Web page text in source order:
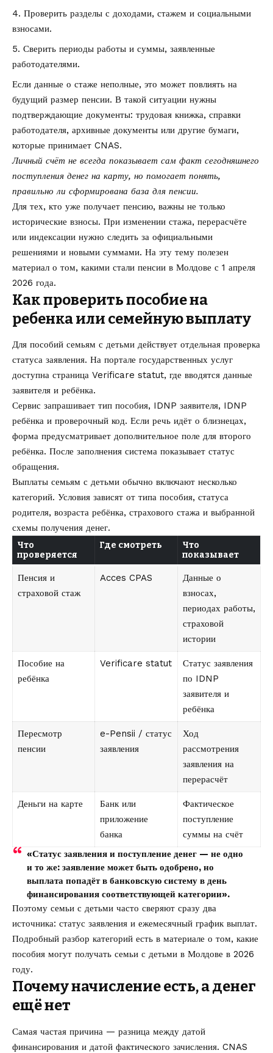
Проверить разделы с доходами, стажем и социальными
взносами.
Сверить периоды работы и суммы, заявленные
работодателями.
Если данные о стаже неполные, это может повлиять на
будущий размер пенсии. В такой ситуации нужны
подтверждающие документы: трудовая книжка, справки
работодателя, архивные документы или другие бумаги,
которые принимает CNAS.
Личный счёт не всегда показывает сам факт сегодняшнего
поступления денег на карту, но помогает понять,
правильно ли сформирована база для пенсии.
Для тех, кто уже получает пенсию, важны не только
исторические взносы. При изменении стажа, перерасчёте
или индексации нужно следить за официальными
решениями и новыми суммами. На эту тему полезен
материал о том, какими стали пенсии в Молдове с 1 апреля
2026 года.
Как проверить пособие на
ребенка или семейную выплату
Для пособий семьям с детьми действует отдельная проверка
статуса заявления. На портале государственных услуг
доступна страница Verificare statut, где вводятся данные
заявителя и ребёнка.
Сервис запрашивает тип пособия, IDNP заявителя, IDNP
ребёнка и проверочный код. Если речь идёт о близнецах,
форма предусматривает дополнительное поле для второго
ребёнка. После заполнения система показывает статус
обращения.
Выплаты семьям с детьми обычно включают несколько
категорий. Условия зависят от типа пособия, статуса
родителя, возраста ребёнка, страхового стажа и выбранной
схемы получения денег.
Что
проверяется
Где смотреть
Что
показывает
Пенсия и
страховой стаж
Acces CPAS
Данные о
взносах,
периодах работы,
страховой
истории
Пособие на
ребёнка
Verificare statut
Статус заявления
по IDNP
заявителя и
ребёнка
Пересмотр
пенсии
e-Pensii / статус
заявления
Ход
рассмотрения
заявления на
перерасчёт
Деньги на карте
Банк или
приложение
банка
Фактическое
поступление
суммы на счёт
«Статус заявления и поступление денег — не одно
и то же: заявление может быть одобрено, но
выплата попадёт в банковскую систему в день
финансирования соответствующей категории».
Поэтому семьи с детьми часто сверяют сразу два
источника: статус заявления и ежемесячный график выплат.
Подробный разбор категорий есть в материале о том, какие
пособия могут получать семьи с детьми в Молдове в 2026
году.
Почему начисление есть, а денег
ещё нет
Самая частая причина — разница между датой
финансирования и датой фактического зачисления. CNAS